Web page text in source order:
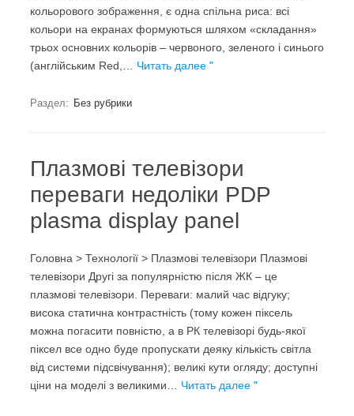
кольорового зображення, є одна спільна риса: всі
кольори на екранах формуються шляхом «складання»
трьох основних кольорів – червоного, зеленого і синього
(англійським Red,… Читать далее "
Раздел: Без рубрики
Плазмові телевізори
переваги недоліки PDP
plasma display panel
Головна > Технології > Плазмові телевізори Плазмові
телевізори Другі за популярністю після ЖК – це
плазмові телевізори. Переваги: малий час відгуку;
висока статична контрастність (тому кожен піксель
можна погасити повністю, а в РК телевізорі будь-якої
піксел все одно буде пропускати деяку кількість світла
від системи підсвічування); великі кути огляду; доступні
ціни на моделі з великими… Читать далее "